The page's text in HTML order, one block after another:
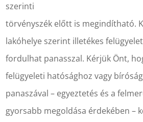
szerinti
törvényszék előtt is megindítható.
lakóhelye szerint illetékes
fordulhat panasszal. Kérjük Önt,
felügyeleti hatósághoz vagy
panaszával – egyeztetés és a
gyorsabb megoldása érdekében –